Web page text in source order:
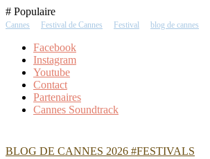
Skip
To
# Populaire
Cannes Festival de Cannes Festival blog de cannes
Facebook
Instagram
Youtube
Contact
Partenaires
Cannes Soundtrack
BLOG DE CANNES 2026 #FESTIVALS